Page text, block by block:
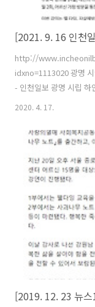
http://
idxno=1113020 광명
- 인천일보 광명 시립 하
로젝트 “함께하는 친구,
2020. 4. 17.